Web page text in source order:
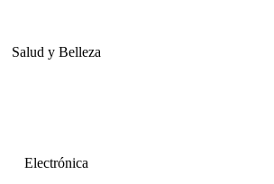
Salud y Belleza
Electrónica